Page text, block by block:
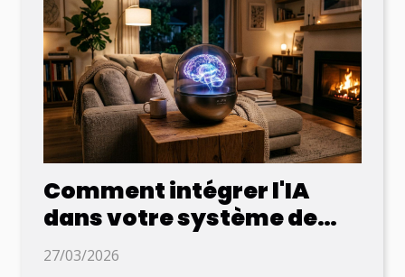
Comment intégrer l'IA
dans votre système de
maison connectée ?
27/03/2026